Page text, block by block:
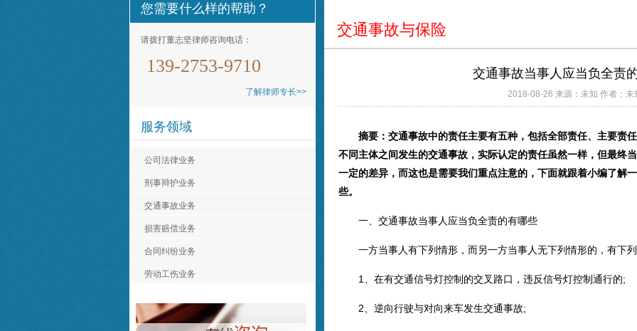
您需要什么样的帮助？
请拨打董志坚律师咨询电话：
139-2753-9710
了解律师专长>>
服务领域
公司法律业务
刑事辩护业务
交通事故业务
损害赔偿业务
合同纠纷业务
劳动工伤业务
认真负责，非常不错。
交通事故与保险
交通事故当事人应当负全责
2018-08-26 来源：未知 作者：未
摘要：交通事故中的责任主要有五种，包括全部责任、主要责
不同主体之间发生的交通事故，实际认定的责任虽然一样，但最终
一定的差异，而这也是需要我们重点注意的，下面就跟着小编了解
些。
一、交通事故当事人应当负全责的有哪些
一方当事人有下列情形，而另一方当事人无下列情形的，有下
1、在有交通信号灯控制的交叉路口，违反信号灯控制通行的;
2、逆向行驶与对向来车发生交通事故;